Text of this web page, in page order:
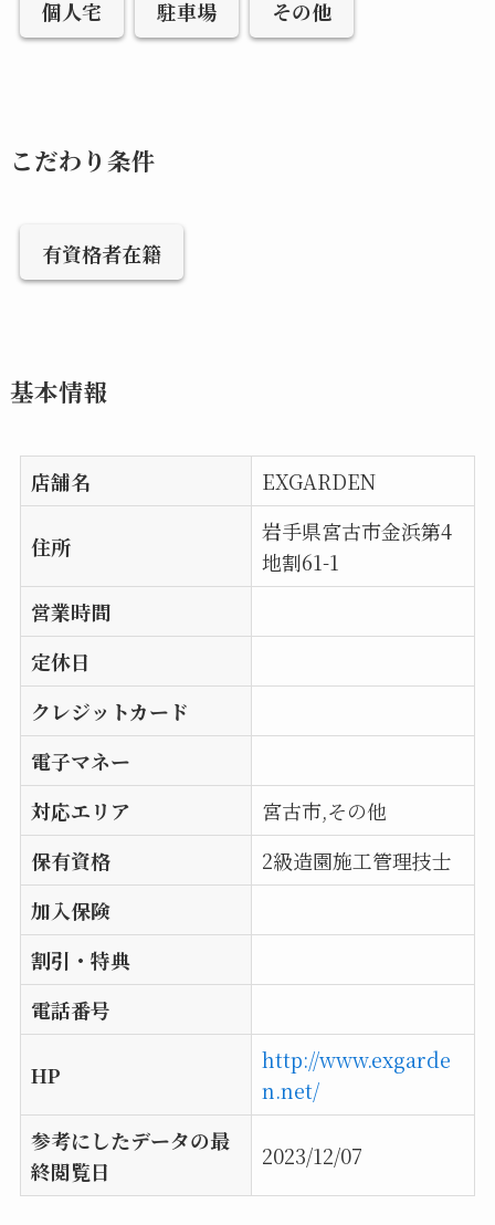
個人宅 駐車場 その他
こだわり条件
有資格者在籍
基本情報
店舗名 EXGARDEN
住所
岩手県宮古市金浜第4
地割61-1
営業時間
定休日
クレジットカード
電子マネー
対応エリア
宮古市,その他
保有資格
2級造園施工管理技士
加入保険
割引・特典
電話番号
HP
http://www.exgarde
n.net/
参考にしたデータの最
終閲覧日
2023/12/07